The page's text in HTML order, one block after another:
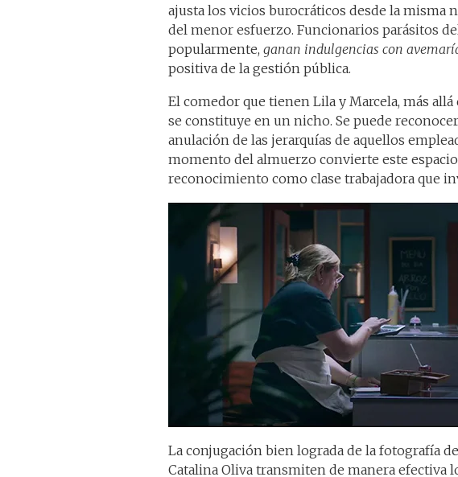
ajusta los vicios burocráticos desde la misma
del menor esfuerzo. Funcionarios parásitos
popularmente, ganan indulgencias con
positiva de la gestión pública.
El comedor que tienen Lila y Marcela, más
se constituye en un nicho. Se puede
anulación de las jerarquías de aquellos
momento del almuerzo convierte este
reconocimiento como clase trabajadora que
La conjugación bien lograda de la fotografía
Catalina Oliva transmiten de manera efectiva